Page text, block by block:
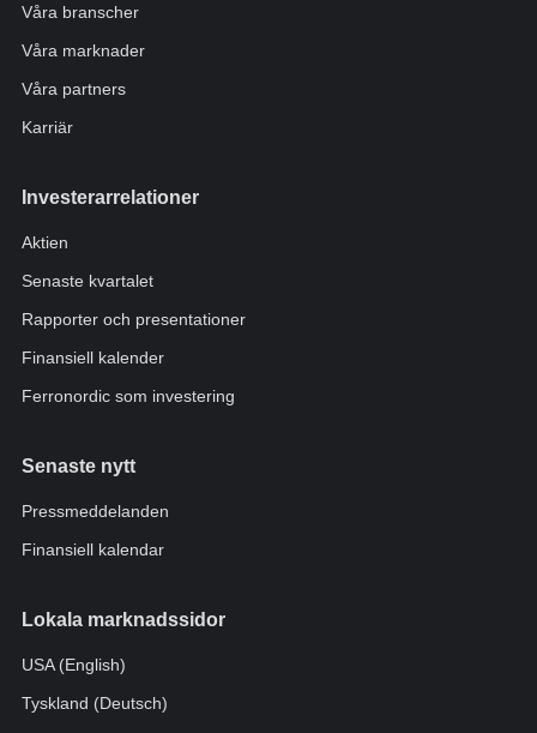
Våra branscher
Våra marknader
Våra partners
Karriär
Investerarrelationer
Aktien
Senaste kvartalet
Rapporter och presentationer
Finansiell kalender
Ferronordic som investering
Senaste nytt
Pressmeddelanden
Finansiell kalendar
Lokala marknadssidor
USA (English)
Tyskland (Deutsch)